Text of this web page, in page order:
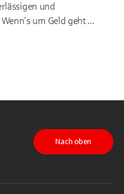
und
um Geld geht ...
YouTube
auf TikTok
Nach oben